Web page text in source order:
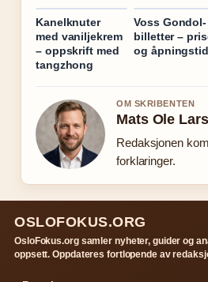
Kanelknuter
med vaniljekrem
– oppskrift med
tangzhong
Voss Gondol-
billetter –
og
OM SKRIBENTEN
Mats Ole
Redaksjonen
forklaringer.
OSLOFOKUS.ORG
OsloFokus.org samler nyheter, guider og
oppsett. Oppdateres fortlopende av